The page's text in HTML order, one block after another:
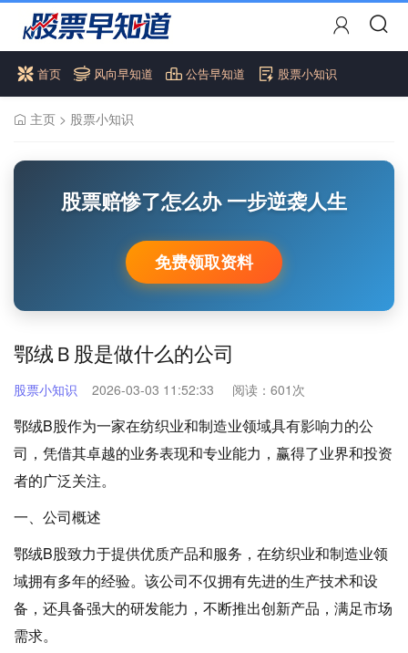
首页 风向早知道 公告早知道 股票小知识
主页 > 股票小知识
股票赔惨了怎么办 一步逆袭人生
免费领取资料
鄂绒Ｂ股是做什么的公司
股票小知识 2026-03-03 11:52:33 阅读： 601次
鄂绒B股作为一家在纺织业和制造业领域具有影响力的公
司，凭借其卓越的业务表现和专业能力，赢得了业界和投资
者的广泛关注。
一、公司概述
鄂绒B股致力于提供优质产品和服务，在纺织业和制造业领
域拥有多年的经验。该公司不仅拥有先进的生产技术和设
备，还具备强大的研发能力，不断推出创新产品，满足市场
需求。